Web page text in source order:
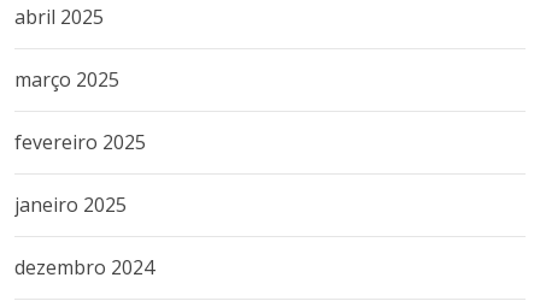
abril 2025
março 2025
fevereiro 2025
janeiro 2025
dezembro 2024